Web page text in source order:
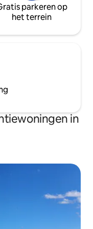
parkeren op
het terrein
in